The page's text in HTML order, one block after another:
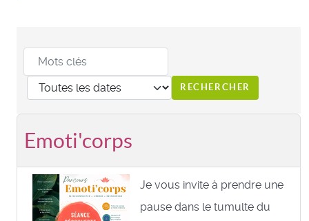
Emoti'corps
Je vous invite à prendre une
pause dans le tumulte du